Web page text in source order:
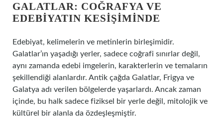
GALATLAR: COĞRAFYA VE
EDEBIYATIN KESIŞIMINDE
Edebiyat, kelimelerin ve metinlerin birleşimidir.
Galatlar’ın yaşadığı yerler, sadece coğrafi sınırlar değil,
aynı zamanda edebi imgelerin, karakterlerin ve temaların
şekillendiği alanlardır. Antik çağda Galatlar, Frigya ve
Galatya adı verilen bölgelerde yaşarlardı. Ancak zaman
içinde, bu halk sadece fiziksel bir yerle değil, mitolojik ve
kültürel bir alanla da özdeşleşmiştir.